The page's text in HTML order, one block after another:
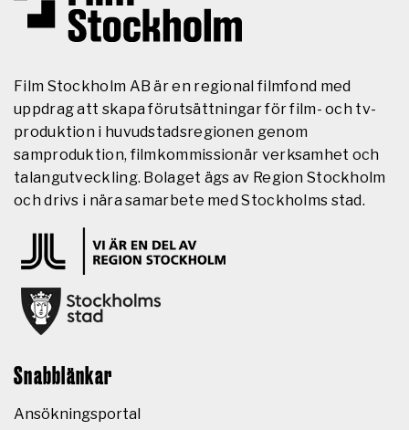
Film Stockholm AB är en regional filmfond med
uppdrag att skapa förutsättningar för film- och tv-
produktion i huvudstadsregionen genom
samproduktion, filmkommissionär verksamhet och
talangutveckling. Bolaget ägs av Region Stockholm
och drivs i nära samarbete med Stockholms stad.
Snabblänkar
Ansökningsportal